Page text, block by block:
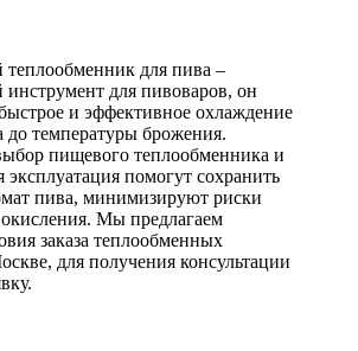
для пива –
для пивоваров, он
и эффективное охлаждение
до температуры брожения.
пищевого теплообменника и
эксплуатация помогут сохранить
пива, минимизируют риски
окисления. Мы предлагаем
заказа теплообменных
для получения консультации